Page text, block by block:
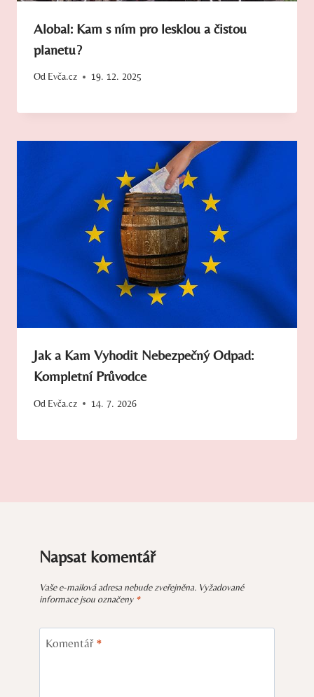
Alobal: Kam s ním pro lesklou a čistou
planetu?
Od Evča.cz 19. 12. 2025
Jak a Kam Vyhodit Nebezpečný Odpad:
Kompletní Průvodce
Od Evča.cz 14. 7. 2026
Napsat komentář
Vaše e-mailová adresa nebude zveřejněna. Vyžadované
informace jsou označeny *
Komentář *